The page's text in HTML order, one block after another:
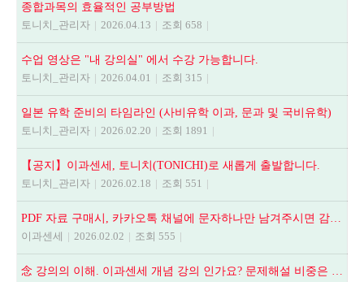
종합과목의 효율적인 공부방법
토니치_관리자 | 2026.04.13 | 조회 658 |
수업 영상은 "내 강의실" 에서 수강 가능합니다.
토니치_관리자 | 2026.04.01 | 조회 315 |
일본 유학 준비의 타임라인 (사비유학 이과, 문과 및 국비유학)
토니치_관리자 | 2026.02.20 | 조회 1891 |
【공지】이과센세, 토니치(TONICHI)로 새롭게 출발합니다.
토니치_관리자 | 2026.02.18 | 조회 551 |
PDF 자료 구매시, 카카오톡 채널에 문자하나만 남겨주시면 감사하겠습니다.
이과센세
| 2026.02.02 | 조회 555 |
念 강의의 이해. 이과센세 개념 강의 인가요? 문제해설 비중은 어떻게 되나요? 등